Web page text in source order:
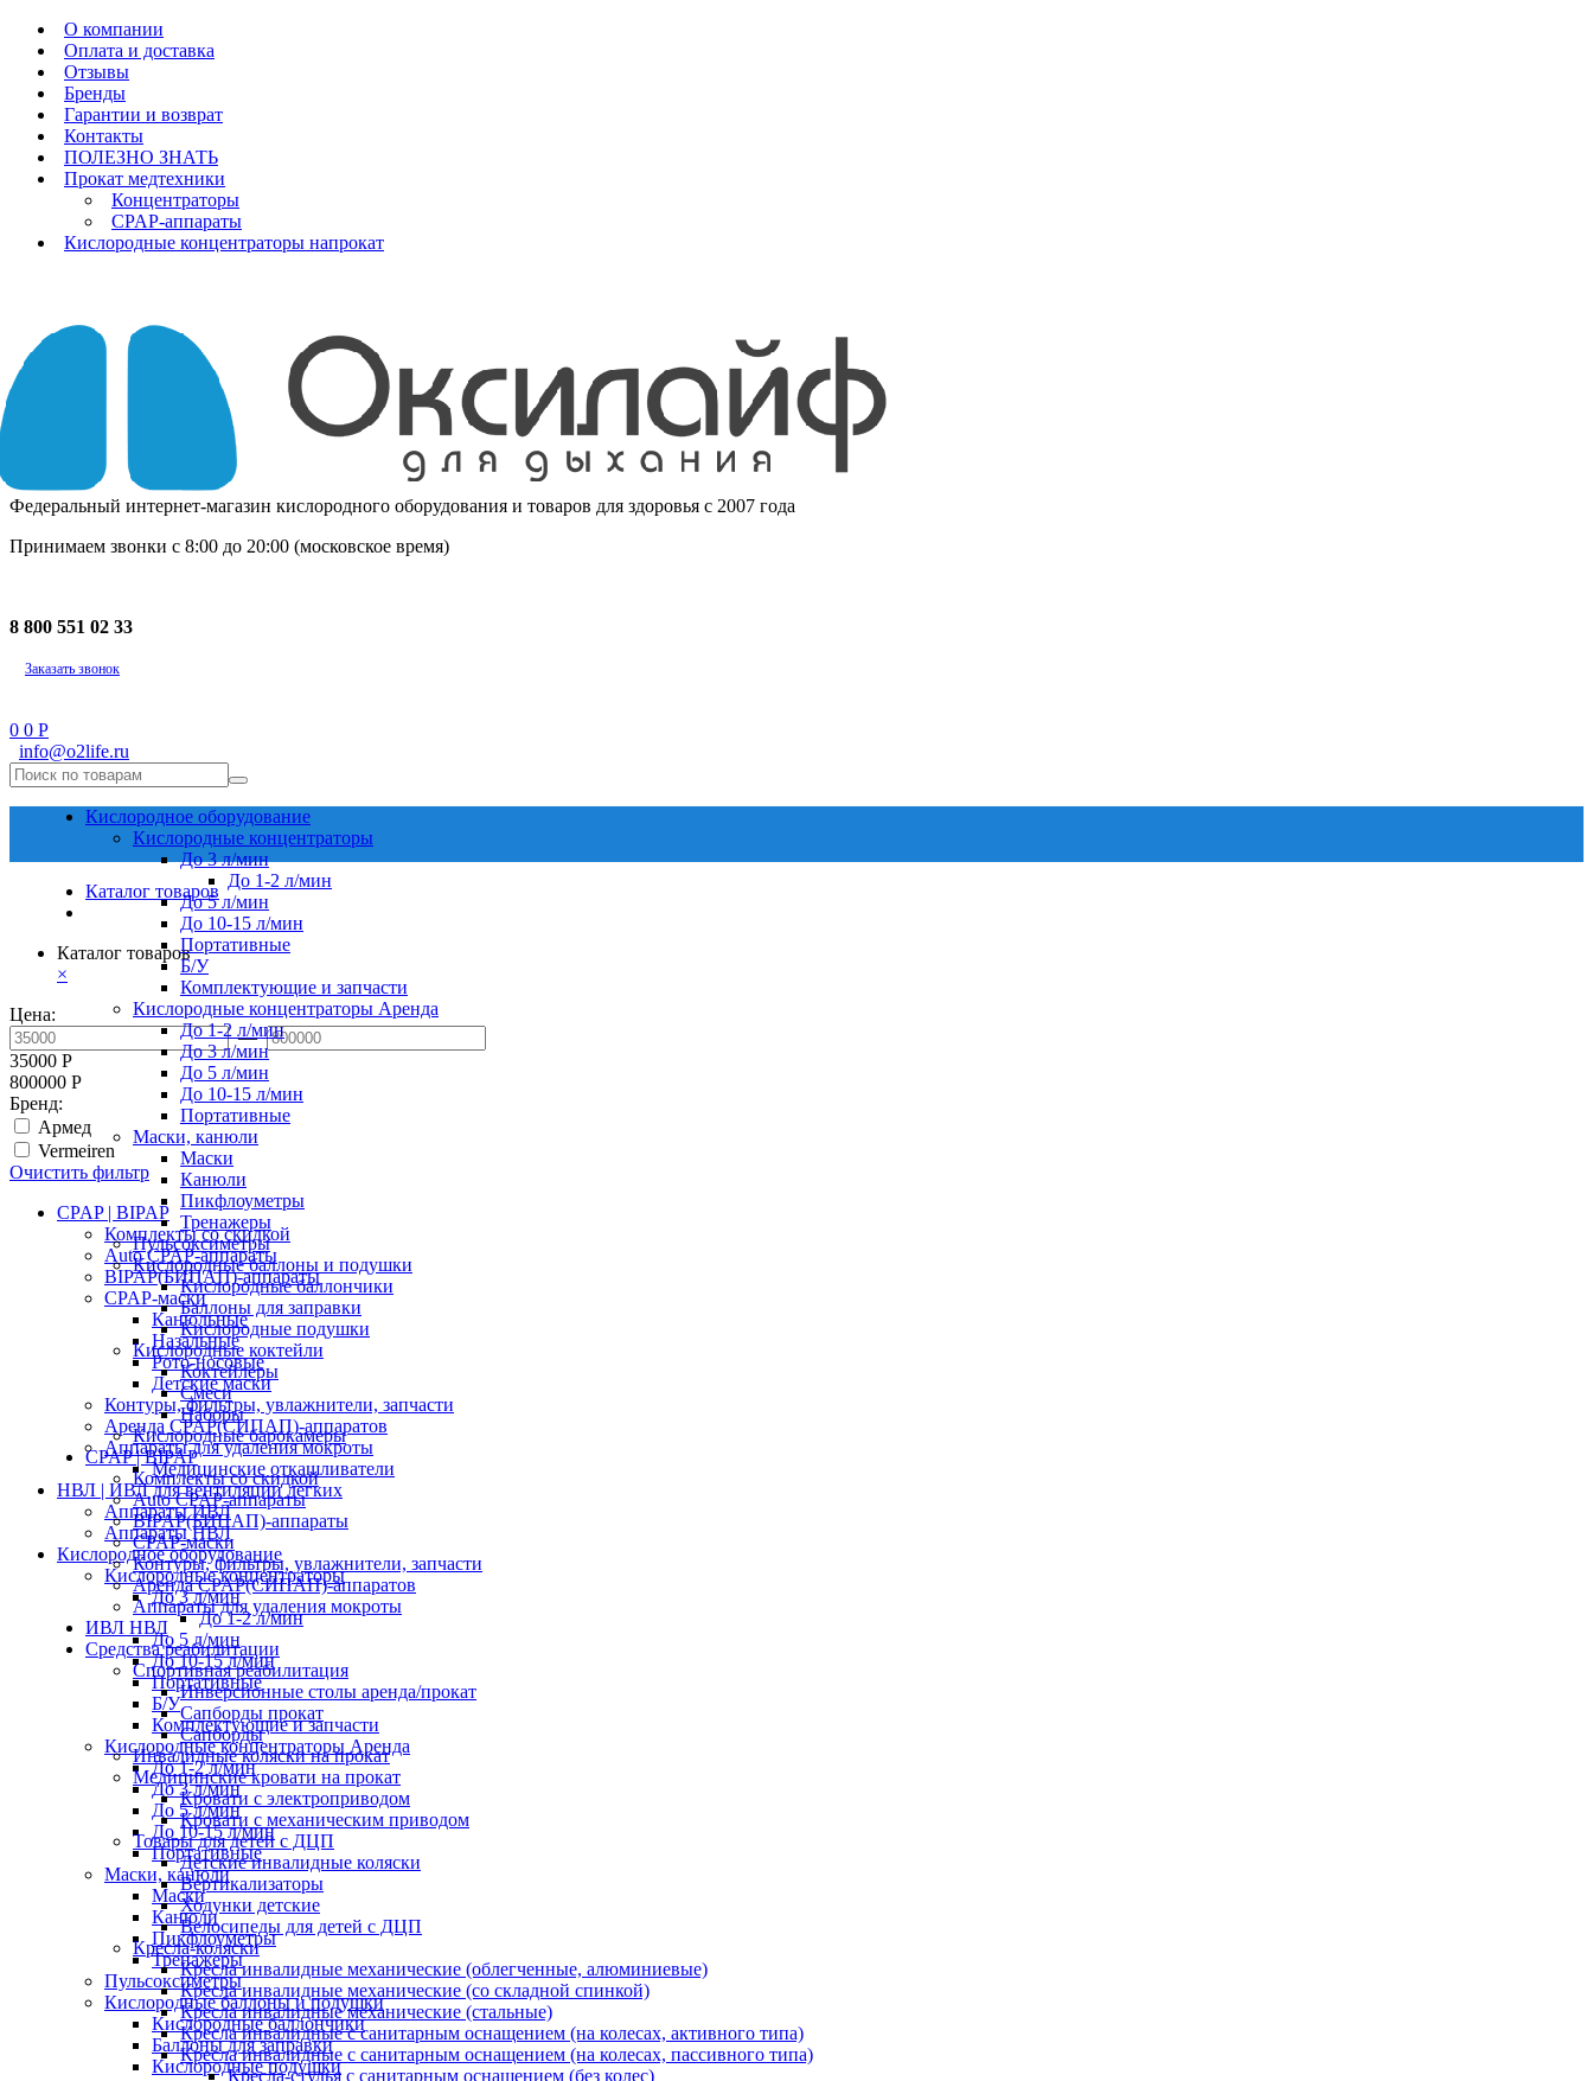
О компании
Оплата и доставка
Отзывы
Бренды
Гарантии и возврат
Контакты
ПОЛЕЗНО ЗНАТЬ
Прокат медтехники
Концентраторы
CPAP-аппараты
Кислородные концентраторы напрокат
Федеральный интернет-магазин кислородного оборудования и товаров для здоровья с 2007 года
Принимаем звонки с 8:00 до 20:00 (московское время)
8 800 551 02 33
Заказать звонок
0 0 Р
info@o2life.ru
Кислородное оборудование
Кислородные концентраторы
До 3 л/мин
До 1-2 л/мин
До 5 л/мин
До 10-15 л/мин
Портативные
Б/У
Комплектующие и запчасти
Кислородные концентраторы Аренда
До 1-2 л/мин
До 3 л/мин
До 5 л/мин
До 10-15 л/мин
Портативные
Маски, канюли
Маски
Канюли
Пикфлоуметры
Тренажеры
Пульсоксиметры
Кислородные баллоны и подушки
Кислородные баллончики
Баллоны для заправки
Кислородные подушки
Кислородные коктейли
Коктейлеры
Смеси
Наборы
Кислородные барокамеры
CPAP | BIPAP
Комплекты со скидкой
Auto CPAP-аппараты
BIPAP(БИПАП)-аппараты
CPAP-маски
Контуры, фильтры, увлажнители, запчасти
Аренда CPAP(СИПАП)-аппаратов
Аппараты для удаления мокроты
ИВЛ НВЛ
Средства реабилитации
Спортивная реабилитация
Инверсионные столы аренда/прокат
Сапборды прокат
Сапборды
Инвалидные коляски на прокат
Медицинские кровати на прокат
Кровати с электроприводом
Кровати с механическим приводом
Товары для детей с ДЦП
Детские инвалидные коляски
Вертикализаторы
Ходунки детские
Велосипеды для детей с ДЦП
Кресла-коляски
Кресла инвалидные механические (облегченные, алюминиевые)
Кресла инвалидные механические (со складной спинкой)
Кресла инвалидные механические (стальные)
Кресла инвалидные с санитарным оснащением (на колесах, активного типа)
Кресла инвалидные с санитарным оснащением (на колесах, пассивного типа)
Кресла-стулья с санитарным оснащением (без колес)
Каталог товаров
Каталог товаров
×
Цена:
—
35000 Р
800000 Р
Бренд:
Армед
Vermeiren
Очистить фильтр
CPAP | BIPAP
Комплекты со скидкой
Auto CPAP-аппараты
BIPAP(БИПАП)-аппараты
CPAP-маски
Канюльные
Назальные
Рото-носовые
Детские маски
Контуры, фильтры, увлажнители, запчасти
Аренда CPAP(СИПАП)-аппаратов
Аппараты для удаления мокроты
Медицинские откашливатели
НВЛ | ИВЛ для вентиляции легких
Аппараты ИВЛ
Аппараты НВЛ
Кислородное оборудование
Кислородные концентраторы
До 3 л/мин
До 1-2 л/мин
До 5 л/мин
До 10-15 л/мин
Портативные
Б/У
Комплектующие и запчасти
Кислородные концентраторы Аренда
До 1-2 л/мин
До 3 л/мин
До 5 л/мин
До 10-15 л/мин
Портативные
Маски, канюли
Маски
Канюли
Пикфлоуметры
Тренажеры
Пульсоксиметры
Кислородные баллоны и подушки
Кислородные баллончики
Баллоны для заправки
Кислородные подушки